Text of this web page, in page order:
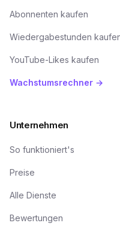
Abonnenten kaufen
Wiedergabestunden
YouTube-Likes kaufen
Wachstumsrechner →
Unternehmen
So funktioniert's
Preise
Alle Dienste
Bewertungen